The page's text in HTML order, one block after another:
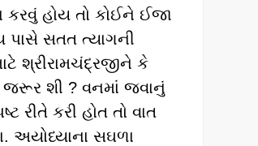
કરવું હોય તો કોઈને ઈજા
પાસે સતત ત્યાગની
શ્રીરામચંદ્રજીને કે
જરૂર શી ? વનમાં જવાનું
કરી હોત તો વાત
અયોધ્યાના સઘળા